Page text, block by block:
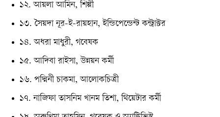
১২. আয়লা আমিন, শিল্পী
১৩. সৈয়দা নূর-ই-রায়হান, ইন্ডিপেন্ডেন্ট কন্ট্রাক্টর
১৪. অধরা মাধুরী, গবেষক
১৫. আদিবা রাইসা, উন্নয়ন কর্মী
১৬. পদ্মিনী চাকমা, আলোকচিত্রী
১৭. নাজিফা তাসনিম খানম তিশা, থিয়েটার কর্মী